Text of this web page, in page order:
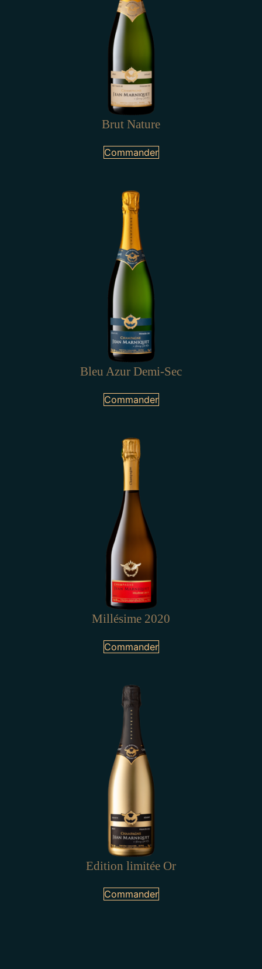
Brut Nature
Commander
Bleu Azur Demi-Sec
Commander
Millésime 2020
Commander
Edition limitée Or
Commander